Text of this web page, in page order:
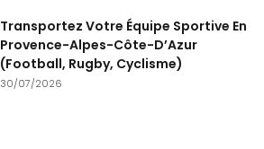
Transportez Votre Équipe Sportive En
Provence-Alpes-Côte-D’Azur
(Football, Rugby, Cyclisme)
30/07/2026